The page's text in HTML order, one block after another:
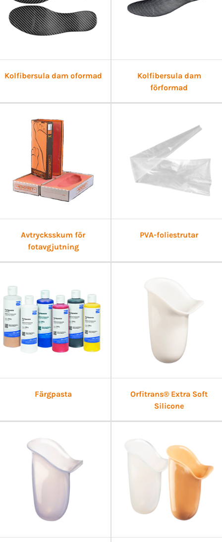
Kolfibersula dam oformad
Kolfibersula dam
förformad
Avtrycksskum för
fotavgjutning
PVA-foliestrutar
Färgpasta
Orfitrans® Extra Soft
Silicone